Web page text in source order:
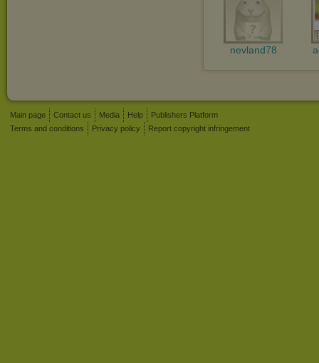
nevland78
Main page Contact us Media Help
Publishers Platform
Terms and conditions
Privacy policy Report copyright infringement